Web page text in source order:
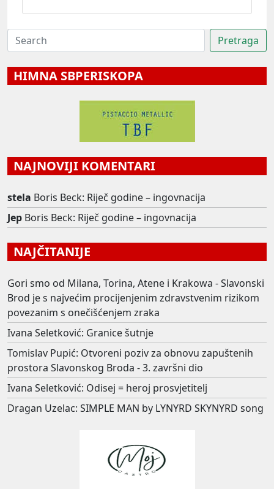
HIMNA SBPERISKOPA
NAJNOVIJI KOMENTARI
stela Boris Beck: Riječ godine – ingovnacija
Jep Boris Beck: Riječ godine – ingovnacija
NAJČITANIJE
Gori smo od Milana, Torina, Atene i Krakowa - Slavonski
Brod je s najvećim procijenjenim zdravstvenim rizikom
povezanim s onečišćenjem zraka
Ivana Seletković: Granice šutnje
Tomislav Pupić: Otvoreni poziv za obnovu zapuštenih
prostora Slavonskog Broda - 3. završni dio
Ivana Seletković: Odisej = heroj prosvjetitelj
Dragan Uzelac: SIMPLE MAN by LYNYRD SKYNYRD song